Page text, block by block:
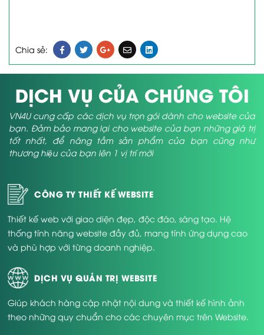
Chia sẻ:
DỊCH VỤ CỦA CHÚNG TÔI
VN4U cung cấp các dịch vụ trọn gói dành cho website của
bạn. Đảm bảo mang lại cho website của bạn những giá trị
tốt nhất, để nâng tầm sản phẩm của bạn cũng như
thương hiệu của bạn lên 1 vị trí mới
CÔNG TY THIẾT KẾ WEBSITE
Thiết kế web với giao diện đẹp, độc đáo, sáng tạo. Hệ
thống tính năng website đầy đủ, mang tính ứng dụng cao
và phù hợp với từng doanh nghiệp.
DỊCH VỤ QUẢN TRỊ WEBSITE
Giúp khách hàng cập nhật nội dung và thiết kế hình ảnh
theo những quy chuẩn cho các chuyên mục trên Website.